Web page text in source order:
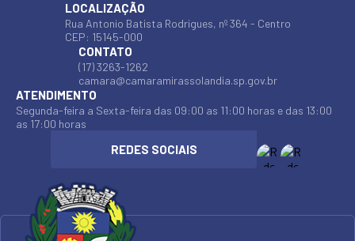
LOCALIZAÇÃO
Rua Antonio Batista Rodrigues, nº 364 - Centro
CEP: 15145-000
CONTATO
(17) 3263-1262
camara@camaramirassolandia.sp.gov.br
ATENDIMENTO
Segunda-feira a Sexta-feira das 09:00 as 11:00 horas e das 13:00
as 17:00 horas